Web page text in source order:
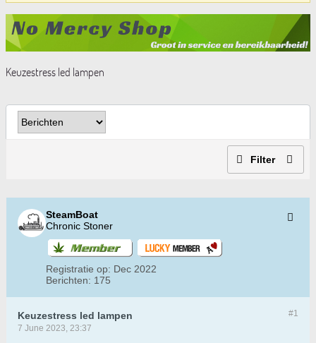
Keuzestress led lampen
Filter
SteamBoat
Chronic Stoner
Registratie op: Dec 2022
Berichten: 175
#1
Keuzestress led lampen
7 June 2023, 23:37